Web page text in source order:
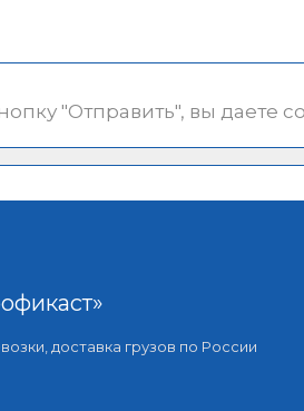
"Отправить", вы даете
доставка грузов по России